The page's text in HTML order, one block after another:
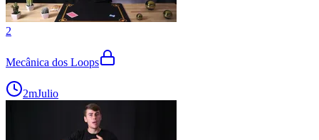
2
Mecânica dos Loops
2mJulio